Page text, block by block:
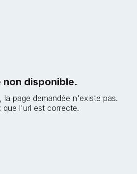
non disponible.
la page demandée n'existe pas.
que l'url est correcte.